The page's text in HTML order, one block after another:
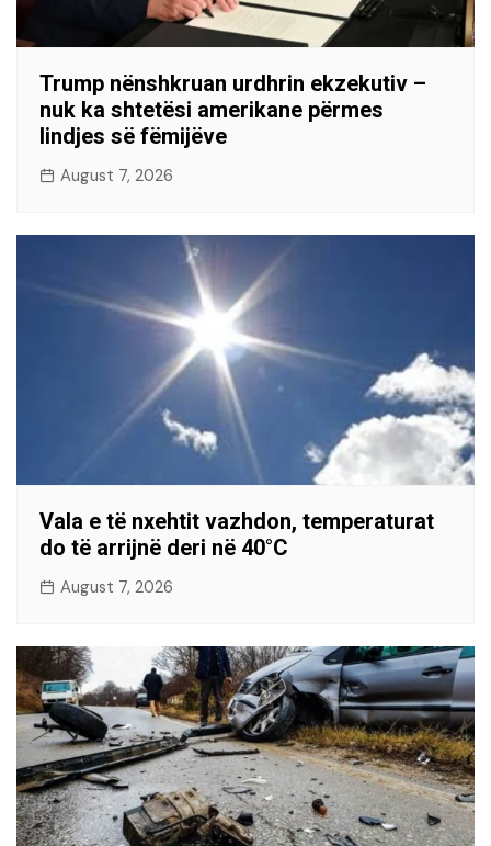
Trump nënshkruan urdhrin ekzekutiv –
nuk ka shtetësi amerikane përmes
lindjes së fëmijëve
August 7, 2026
Vala e të nxehtit vazhdon, temperaturat
do të arrijnë deri në 40°C
August 7, 2026